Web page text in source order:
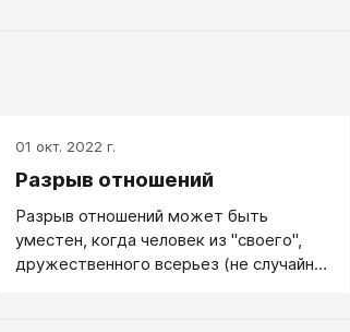
01 окт. 2022 г.
Разрыв отношений
Разрыв отношений может быть
уместен, когда человек из "своего",
дружественного всерьез (не случайно)